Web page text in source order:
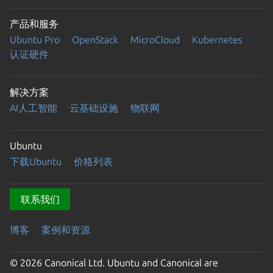
产品和服务
Ubuntu Pro
OpenStack MicroCloud
Kubernetes
认证硬件
解决方案
AI人工智能
云基础设施 物联网
Ubuntu
下载Ubuntu
价格列表
联系我们
博客 案例和资源
© 2026 Canonical Ltd. Ubuntu and Canonical are